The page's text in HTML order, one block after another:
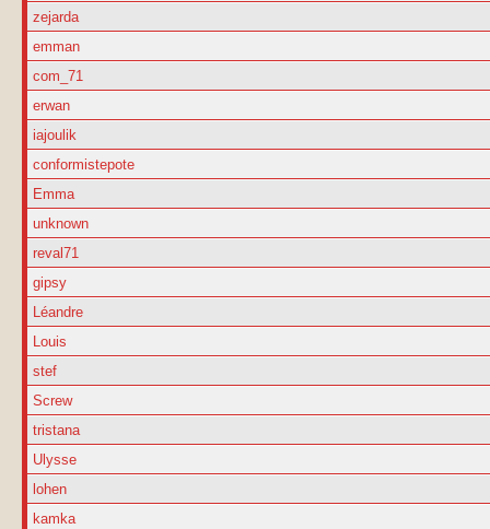
zejarda
emman
com_71
erwan
iajoulik
conformistepote
Emma
unknown
reval71
gipsy
Léandre
Louis
stef
Screw
tristana
Ulysse
lohen
kamka